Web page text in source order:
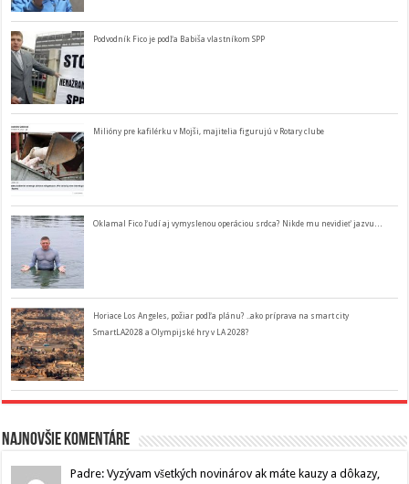
Podvodník Fico je podľa Babiša vlastníkom SPP
Milióny pre kafilérku v Mojši, majitelia figurujú v Rotary clube
Oklamal Fico ľudí aj vymyslenou operáciou srdca? Nikde mu nevidieť jazvu…
Horiace Los Angeles, požiar podľa plánu? ..ako príprava na smart city
SmartLA2028 a Olympijské hry v LA 2028?
Najnovšie komentáre
Padre: Vyzývam všetkých novinárov ak máte kauzy a dôkazy,